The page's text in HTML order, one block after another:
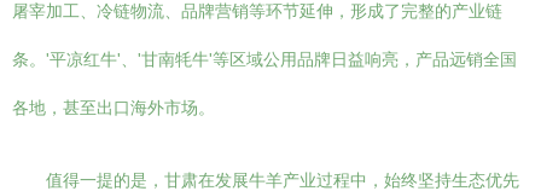
屠宰加工、冷链物流、品牌营销等环节延伸，形成了完整的产业链
条。'平凉红牛'、'甘南牦牛'等区域公用品牌日益响亮，产品远销全国
各地，甚至出口海外市场。
值得一提的是，甘肃在发展牛羊产业过程中，始终坚持生态优先